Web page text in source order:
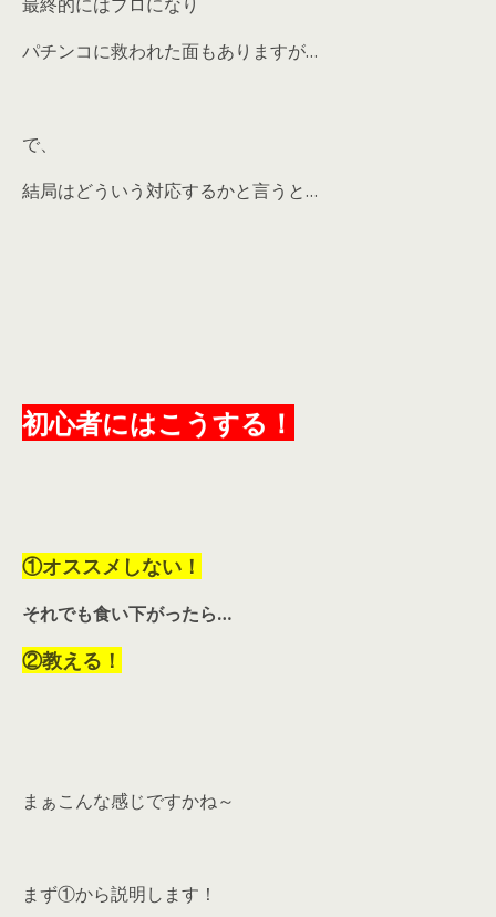
パチンコに救われた面もありますが…
で、
結局はどういう対応するかと言うと…
初心者にはこうする！
①オススメしない！
それでも食い下がったら…
②教える！
まぁこんな感じですかね～
まず①から説明します！